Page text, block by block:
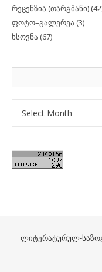
რეცენზია (თარგმანი)
ფოტო–გალერეა (3)
ხსოვნა (67)
ლიტერატურულ-